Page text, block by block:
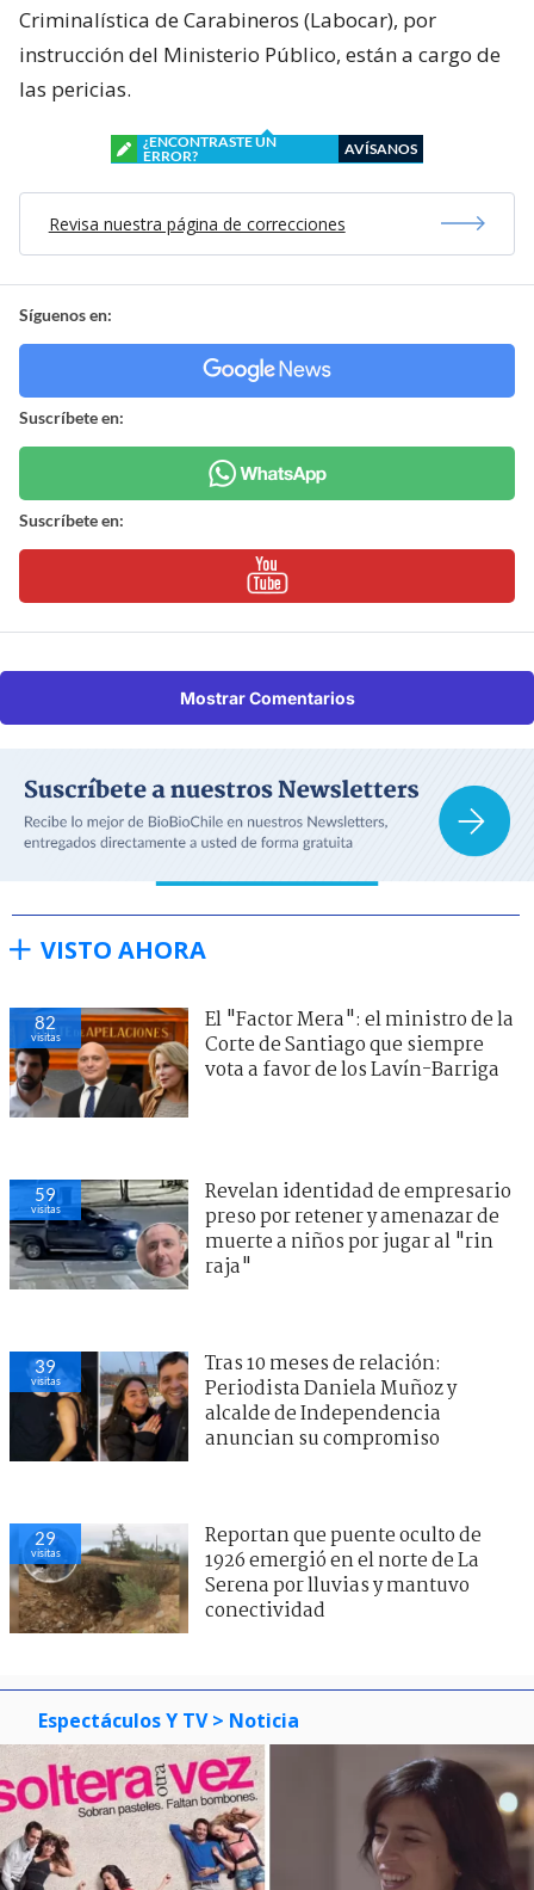
Criminalística de Carabineros (Labocar), por
instrucción del Ministerio Público, están a cargo de
las pericias.
¿ENCONTRASTE UN
ERROR?
AVÍSANOS
Revisa nuestra página de correcciones
Síguenos en:
Suscríbete en:
Suscríbete en:
Mostrar Comentarios
VISTO AHORA
82
visitas
El "Factor Mera": el ministro de la
Corte de Santiago que siempre
vota a favor de los Lavín-Barriga
59
visitas
Revelan identidad de empresario
preso por retener y amenazar de
muerte a niños por jugar al "rin
raja"
39
visitas
Tras 10 meses de relación:
Periodista Daniela Muñoz y
alcalde de Independencia
anuncian su compromiso
29
visitas
Reportan que puente oculto de
1926 emergió en el norte de La
Serena por lluvias y mantuvo
conectividad
Espectáculos Y TV > Noticia